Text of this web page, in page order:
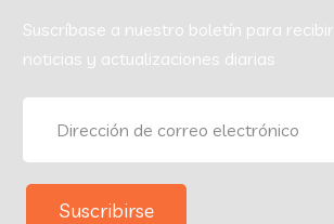
Suscríbase a nuestro boletín para recibir
noticias y actualizaciones diarias
Suscribirse